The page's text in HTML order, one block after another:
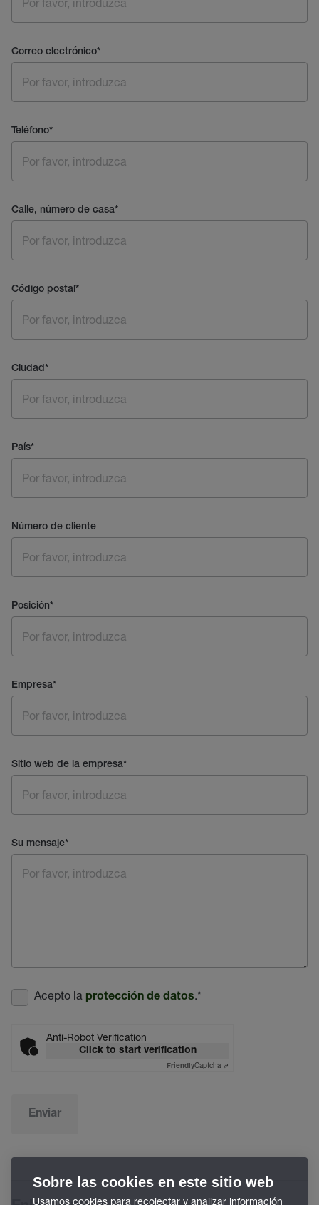
Correo electrónico*
Teléfono*
Calle, número de casa*
Código postal*
Ciudad*
País*
Número de cliente
Posición*
Empresa*
Sitio web de la empresa*
Su mensaje*
Acepto la protección de datos.*
Anti-Robot Verification
Click to start verification
FriendlyCaptcha ⇗
Enviar
Sobre las cookies en este sitio web
Usamos cookies para recolectar y analizar información